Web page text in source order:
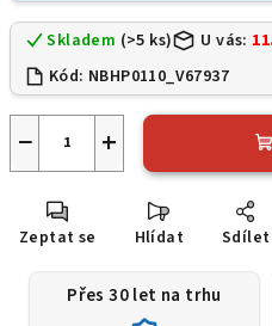
Skladem (>5 ks) U vás:
Kód: NBHP0110_V67937
+
−
Zeptat se Hlídat Sdílet
Přes 30 let na trhu